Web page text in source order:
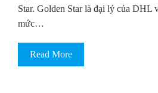
Star. Golden Star là đại lý của DHL
mức…
Read More